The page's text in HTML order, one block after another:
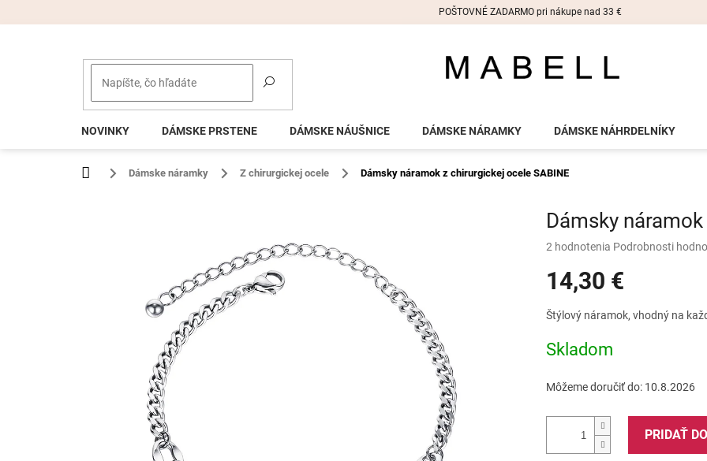
POŠTOVNÉ ZADARMO pri nákupe nad 33 €
NOVINKY DÁMSKE PRSTENE DÁMSKE NÁUŠNICE DÁMSKE NÁRAMKY DÁMSKE NÁHRDELNÍKY
Domov Dámske náramky Z chirurgickej ocele Dámsky náramok z chirurgickej ocele SABINE
Dámsky
Priemerné
produktu
je
z
hviezdičiek.
2 hodnotenia Podrobnosti
14,30 €
Jednotková
cena:
Štýlový náramok, vhodný na
Skladom
Môžeme doručiť do: 10.8.2026
PRIDAŤ